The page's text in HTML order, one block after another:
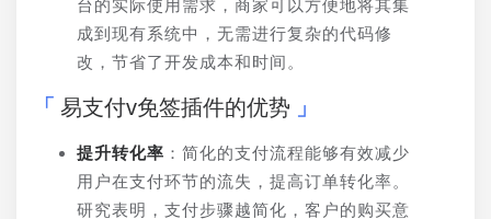
台的实际使用需求，商家可以方便地将其集
成到现有系统中，无需进行复杂的代码修
改，节省了开发成本和时间。
易支付v免签插件的优势
提升转化率 ：简化的支付流程能够有效减少
用户在支付环节的流失，提高订单转化率。
研究表明，支付步骤越简化，客户的购买意